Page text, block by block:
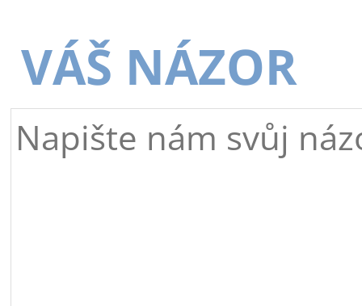
VÁŠ NÁZOR